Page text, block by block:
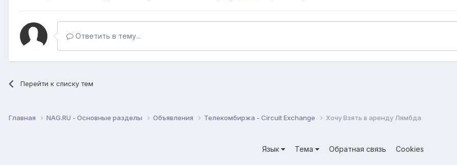
Ответить в тему...
Перейти к списку тем
Главная NAG.RU - Основные разделы Объявления Телекомбиржа - Circuit Exchange Хочу Взять в аренду Лямбда
Язык Тема Обратная связь
Cookies